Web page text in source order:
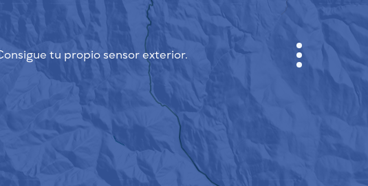
tu propio sensor exterior.
GABINETE
PLANO DE LA CIUDAD
SENSOR NEBO